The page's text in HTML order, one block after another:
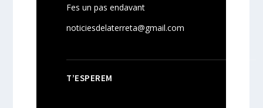
Fes un pas endavant
noticiesdelaterreta@gmail.com
T’ESPEREM